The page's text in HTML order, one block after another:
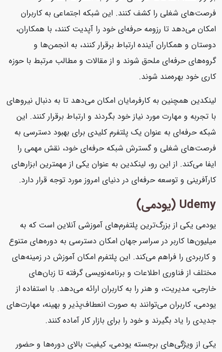
فرصت‌های شغلی را کشف کنند. این شبکه اجتماعی به کاربران
امکان می‌دهد تا رزومه حرفه‌ای خود را آپدیت کنند، با همکاران،
دوستان و همکاران آینده ارتباط برقرار کنند، به انجمن‌ها و
گروه‌های حرفه‌ای ملحق شوند و از مقالات و مطالب مرتبط با حوزه
کاری خود بهره‌مند شوند.
لینکدین همچنین به کارفرمایان امکان می‌دهد تا به دنبال نیروهای
با تجربه و مهارت مورد نیاز خود بگردند و ارتباط برقرار کنند. این
شبکه حرفه‌ای به عنوان یک پلتفرم کلیدی برای بهبود دسترسی به
فرصت‌های شغلی و گسترش شبکه حرفه‌ای خود، نقش مهمی را
ایفا می‌کند. از این رو، لینکدین به عنوان یکی از مهمترین ابزارهای
کارآفرینی و توسعه حرفه‌ای در دنیای امروز مورد توجه قرار دارد.
Udemy (یودمی)
یودمی یکی از بزرگ‌ترین پلتفرم‌های آموزشی آنلاین است که به
میلیون‌ها کاربر در سراسر جهان امکان دسترسی به دوره‌های متنوع
و کاربردی را فراهم می‌کند. این پلتفرم امکان آموزش در زمینه‌های
مختلف از فناوری اطلاعات و برنامه‌نویسی گرفته تا زبان‌های
خارجی، مدیریت، و هنر را به کاربران ارائه می‌دهد. با استفاده از
یودمی، کاربران می‌توانند به صورت انعطاف‌پذیر و بهینه، مهارت‌های
جدیدی را یاد بگیرند و خود را برای بازار کار آماده کنند.
یکی از ویژگی‌های برجسته یودمی، کیفیت بالای دوره‌ها و حضور